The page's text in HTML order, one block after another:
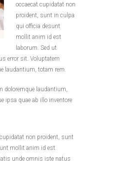
occaecat cupidatat non
proident, sunt in culpa
qui officia desunt
mollit anim id est
laborum. Sed ut
error sit. Voluptatem
laudantium, totam rem.
doloremque laudantium,
ipsa quae ab illo inventore
non proident, sunt
mollit anim id est
unde omnis iste natus